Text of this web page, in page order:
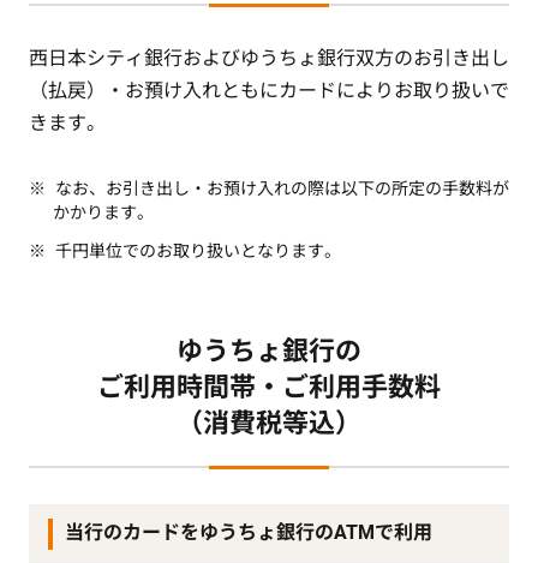
西日本シティ銀行およびゆうちょ銀行双方のお引き出し
（払戻）・お預け入れともにカードによりお取り扱いで
きます。
なお、お引き出し・お預け入れの際は以下の所定の手数料が
かかります。
千円単位でのお取り扱いとなります。
ゆうちょ銀行の
ご利用時間帯・ご利用手数料
（消費税等込）
当行のカードをゆうちょ銀行のATMで利用